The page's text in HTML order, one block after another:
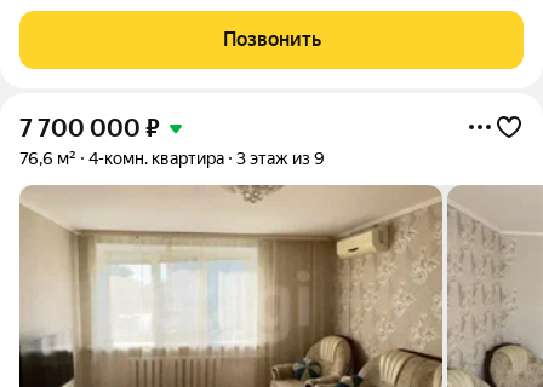
для большой семьи. А расположение на первом этаже
идеально для семей с маленькими
Позвонить
7 700 000 ₽
76,6 м² 4-комн. квартира 3 этаж из 9